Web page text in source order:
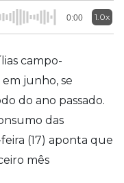
0:00 1.0x
campo-
junho, se
do ano passado.
das
(17) aponta que
mês